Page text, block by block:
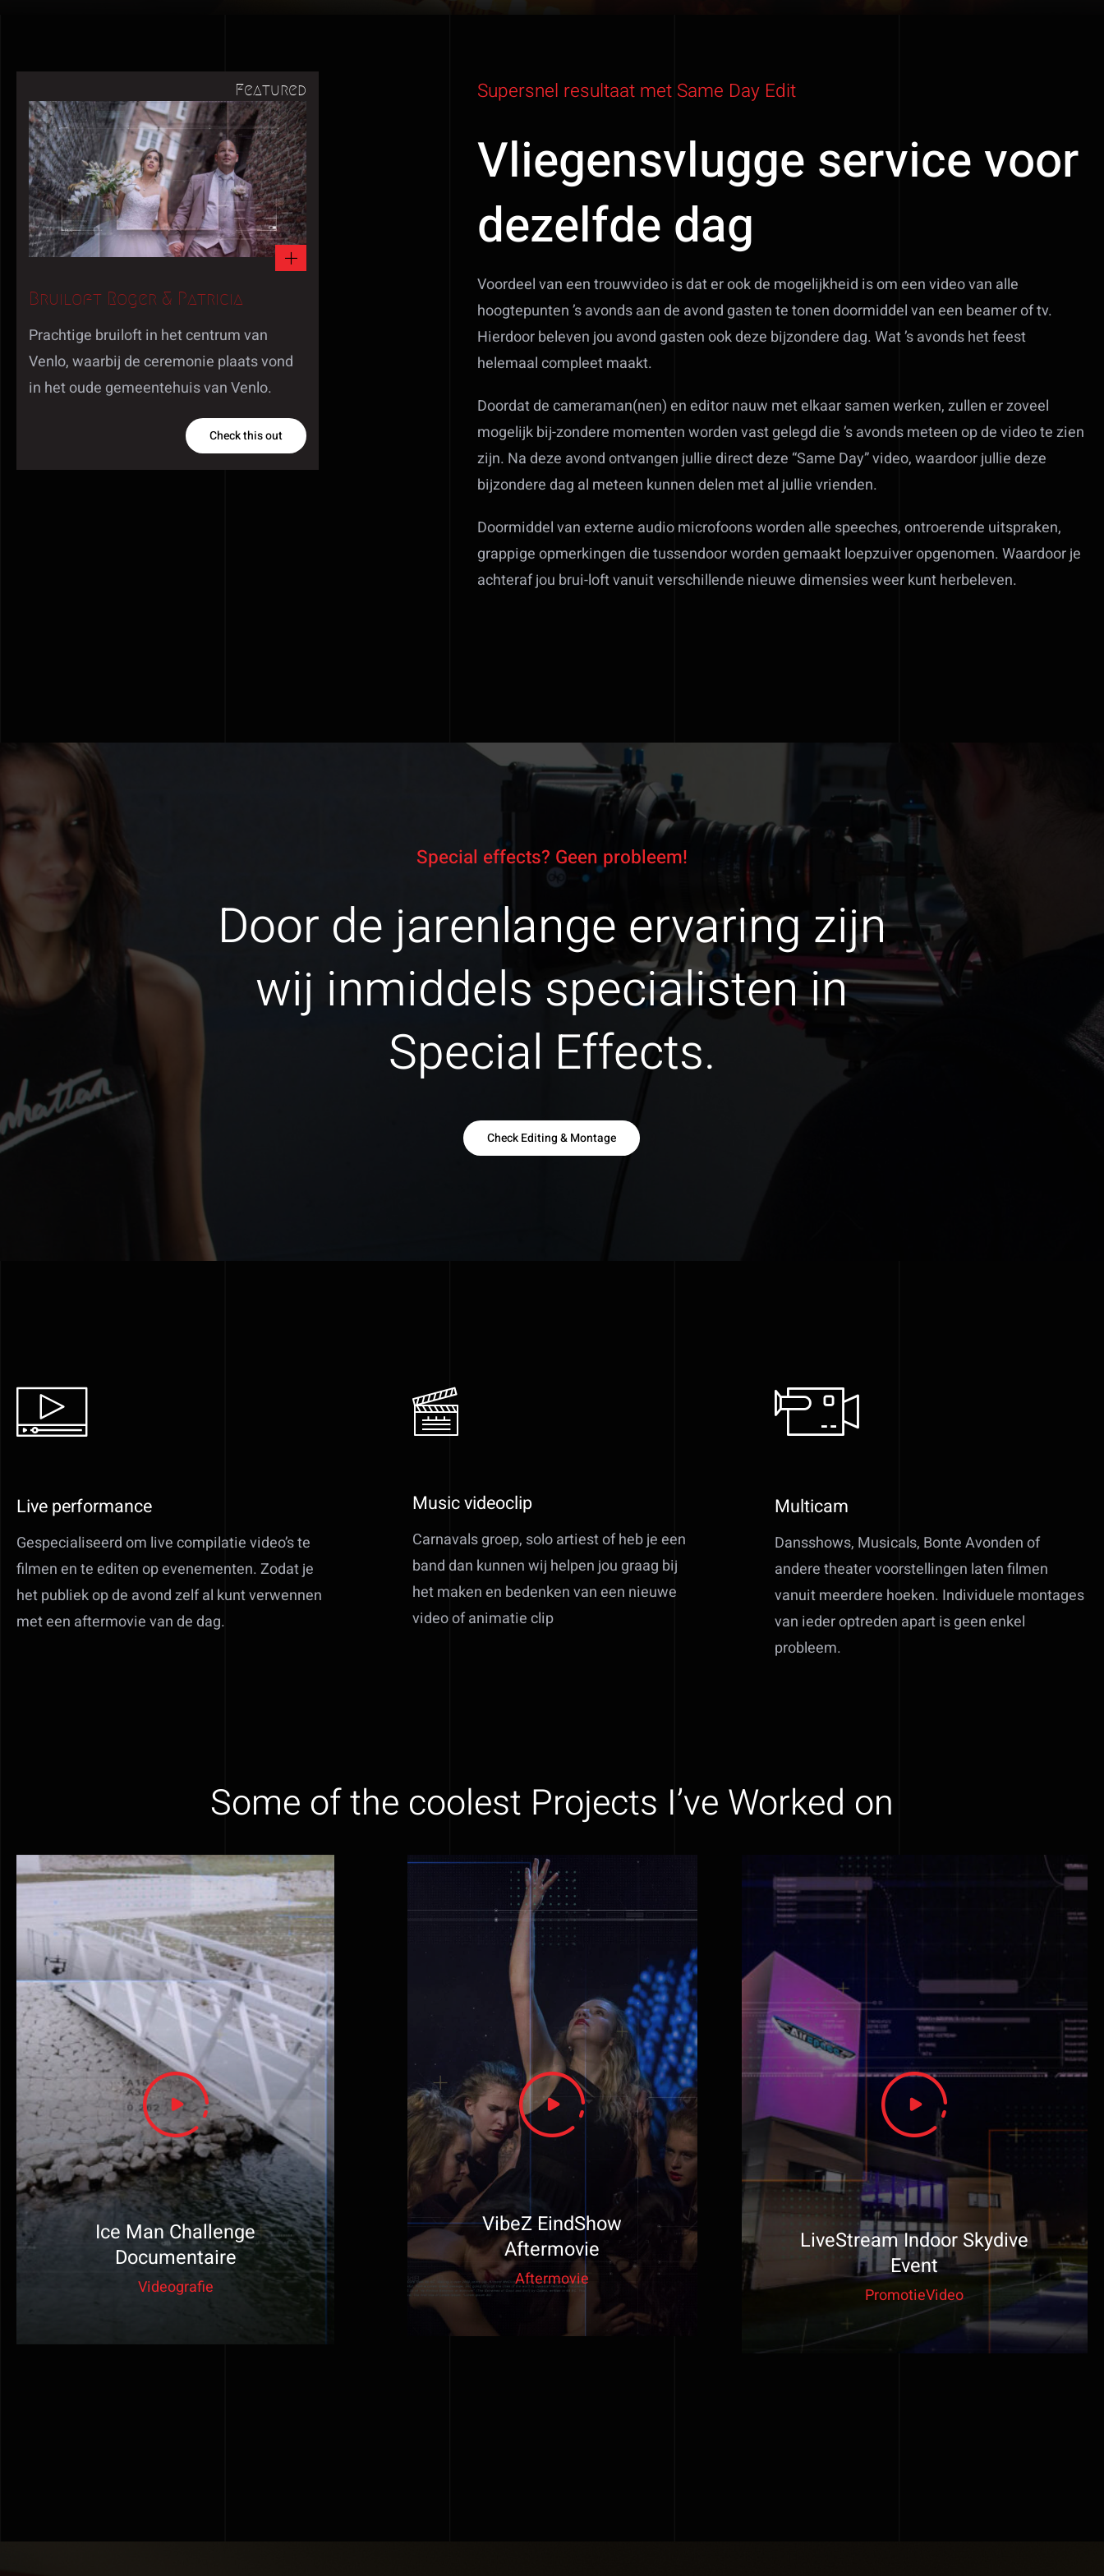
Featured
Bruiloft Roger & Patricia
Prachtige bruiloft in het centrum van
Venlo, waarbij de ceremonie plaats vond
in het oude gemeentehuis van Venlo.
Check this out
Supersnel resultaat met Same Day Edit
Vliegensvlugge service voor
dezelfde dag
Voordeel van een trouwvideo is dat er ook de mogelijkheid is om een video van alle
hoogtepunten ’s avonds aan de avond gasten te tonen doormiddel van een beamer of tv.
Hierdoor beleven jou avond gasten ook deze bijzondere dag. Wat ’s avonds het feest
helemaal compleet maakt.
Doordat de cameraman(nen) en editor nauw met elkaar samen werken, zullen er zoveel
mogelijk bij-zondere momenten worden vast gelegd die ’s avonds meteen op de video te zien
zijn. Na deze avond ontvangen jullie direct deze “Same Day” video, waardoor jullie deze
bijzondere dag al meteen kunnen delen met al jullie vrienden.
Doormiddel van externe audio microfoons worden alle speeches, ontroerende uitspraken,
grappige opmerkingen die tussendoor worden gemaakt loepzuiver opgenomen. Waardoor je
achteraf jou brui-loft vanuit verschillende nieuwe dimensies weer kunt herbeleven.
Special effects? Geen probleem!
Door de jarenlange ervaring zijn
wij inmiddels specialisten in
Special Effects.
Check Editing & Montage
Live performance
Gespecialiseerd om live compilatie video’s te
filmen en te editen op evenementen. Zodat je
het publiek op de avond zelf al kunt verwennen
met een aftermovie van de dag.
Music videoclip
Carnavals groep, solo artiest of heb je een
band dan kunnen wij helpen jou graag bij
het maken en bedenken van een nieuwe
video of animatie clip
Multicam
Dansshows, Musicals, Bonte Avonden of
andere theater voorstellingen laten filmen
vanuit meerdere hoeken. Individuele montages
van ieder optreden apart is geen enkel
probleem.
Some of the coolest Projects I’ve Worked on
Ice Man Challenge
Documentaire
Videografie
VibeZ EindShow
Aftermovie
Aftermovie
LiveStream Indoor Skydive
Event
PromotieVideo